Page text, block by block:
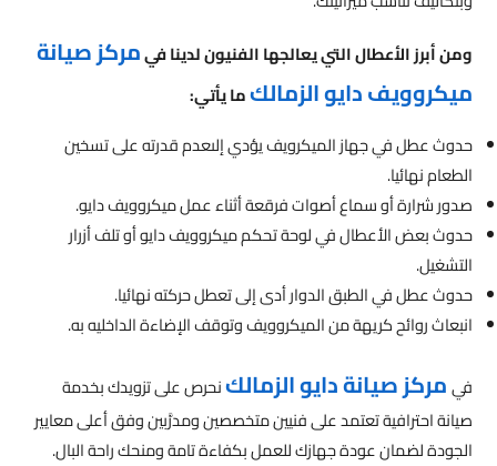
ومن أبرز الأعطال التي يعالجها الفنيون لدينا فيمركز صيانة
ميكروويف دايو الزمالكما يأتي:
حدوث عطل في جهاز الميكرويف يؤدي إلىعدم قدرته على تسخين
الطعام نهائيا.
صدور شرارة أو سماع أصوات فرقعة أثناء عمل ميكروويف دايو.
حدوث بعض الأعطال في لوحة تحكم ميكروويف دايو أو تلف أزرار
التشغيل.
حدوث عطل في الطبق الدوار أدى إلى تعطل حركته نهائيا.
انبعاث روائح كريهة من الميكروويف وتوقف الإضاءة الداخليه به.
فيمركز صيانة دايو الزمالكنحرص على تزويدك بخدمة
صيانة احترافية تعتمد على فنيين متخصصين ومدرَّبين وفق أعلى معايير
الجودة لضمان عودة جهازك للعمل بكفاءة تامة ومنحك راحة البال.